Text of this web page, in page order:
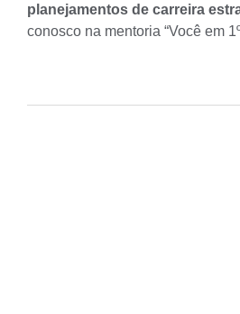
planejamentos de carreira
conosco na mentoria “Você em